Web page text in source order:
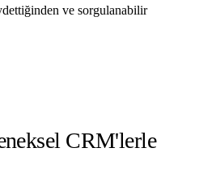
ve sorgulanabilir
CRM'lerle